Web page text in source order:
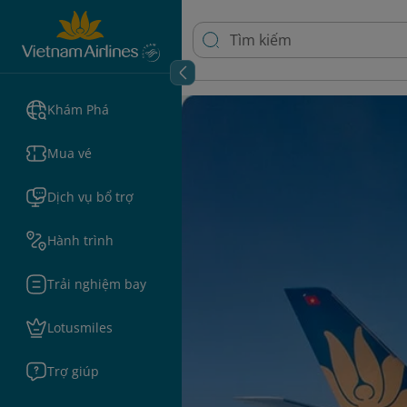
Khám Phá
Mua vé
Dịch vụ bổ trợ
Hành trình
Trải nghiệm bay
Lotusmiles
Trợ giúp